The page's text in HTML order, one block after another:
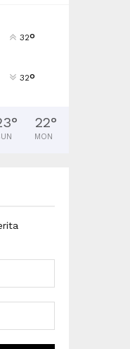
32°
32°
° 22°
MON